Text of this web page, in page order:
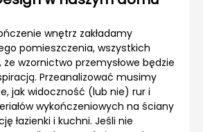
wnętrz zakładamy
pomieszczenia, wszystkich
wzornictwo przemysłowe będzie
Przeanalizować musimy
jak widoczność (lub nie) rur i
wykończeniowych na ściany
łazienki i kuchni. Jeśli nie